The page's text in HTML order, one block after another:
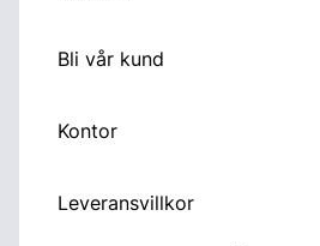
Bli vår kund
Kontor
Leveransvillkor